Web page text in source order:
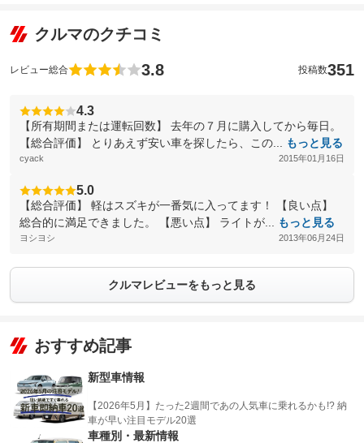
クルマのクチコミ
レビュー総合 3.8 投稿数351
4.3
【所有期間または運転回数】 去年の７月に購入してから毎日。
【総合評価】 とりあえず安い車を探したら、この...
もっと見る
cyack 2015年01月16日
5.0
【総合評価】 軽はスズキが一番気に入ってます！ 【良い点】
総合的に満足できました。 【悪い点】 ライトが...
もっと見る
ヨシヨシ 2013年06月24日
クルマレビューをもっと見る
おすすめ記事
新型車情報
【2026年5月】たった2週間であの人気車に乗れるかも!? 納
車が早い注目モデル20選
車種別・最新情報